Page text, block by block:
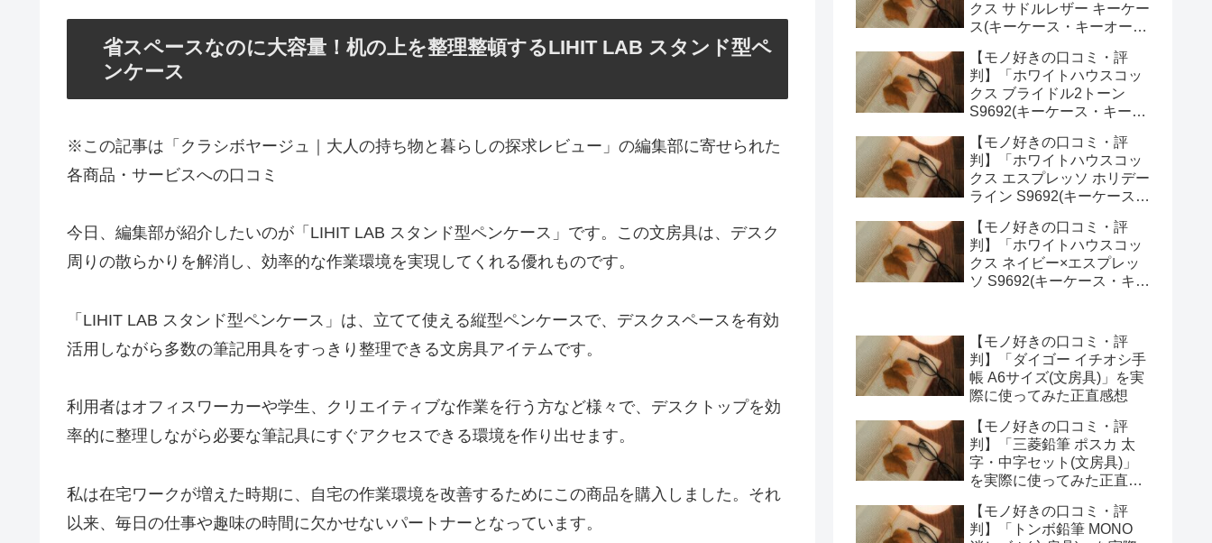
省スペースなのに大容量！机の上を整理整頓するLIHIT LAB スタンド型ペ
ンケース
※この記事は「クラシボヤージュ｜大人の持ち物と暮らしの探求レビュー」の編集部に寄せられた
各商品・サービスへの口コミ
今日、編集部が紹介したいのが「LIHIT LAB スタンド型ペンケース」です。この文房具は、デスク
周りの散らかりを解消し、効率的な作業環境を実現してくれる優れものです。
「LIHIT LAB スタンド型ペンケース」は、立てて使える縦型ペンケースで、デスクスペースを有効
活用しながら多数の筆記用具をすっきり整理できる文房具アイテムです。
利用者はオフィスワーカーや学生、クリエイティブな作業を行う方など様々で、デスクトップを効
率的に整理しながら必要な筆記具にすぐアクセスできる環境を作り出せます。
私は在宅ワークが増えた時期に、自宅の作業環境を改善するためにこの商品を購入しました。それ
以来、毎日の仕事や趣味の時間に欠かせないパートナーとなっています。
クス サドルレザー キーケー
ス(キーケース・キーオーガ
みた正直感想
【モノ好きの口コミ・評
判】「ホワイトハウスコッ
クス ブライドル2トーン
S9692(キーケース・キーオ
ってみた正直感想
【モノ好きの口コミ・評
判】「ホワイトハウスコッ
クス エスプレッソ ホリデー
ライン S9692(キーケース・
際に使ってみた正直感想
【モノ好きの口コミ・評
判】「ホワイトハウスコッ
クス ネイビー×エスプレッ
ソ S9692(キーケース・キー
【モノ好きの口コミ・評
判】「ダイゴー イチオシ手
帳 A6サイズ(文房具)」を実
際に使ってみた正直感想
【モノ好きの口コミ・評
判】「三菱鉛筆 ポスカ 太
字・中字セット(文房具)」
を実際に使ってみた正直感
【モノ好きの口コミ・評
判】「トンボ鉛筆 MONO